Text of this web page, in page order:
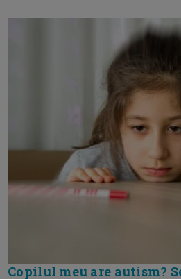
Copilul meu are autism?